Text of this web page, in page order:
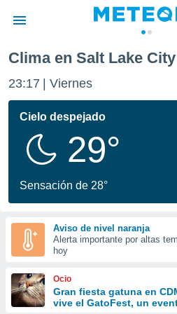
de
ha sido
calidad.
a este
las
y
forma
digital
basada
Clima en Salt Lake
23:17 Viernes
Cielo despejado
29°
Sensación de 28°
Aviso de nivel naranja
Alerta importante por altas
hoy
Ocio
Gran fiesta gatuna en
vive el GatoFest, un